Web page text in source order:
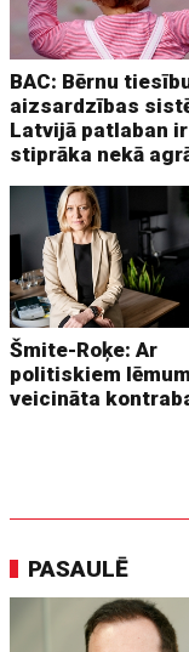
BAC: Bērnu
aizsardzības
Latvijā patlaban ir
stiprāka nekā
Šmite-Roķe: Ar
politiskiem
veicināta
PASAULĒ